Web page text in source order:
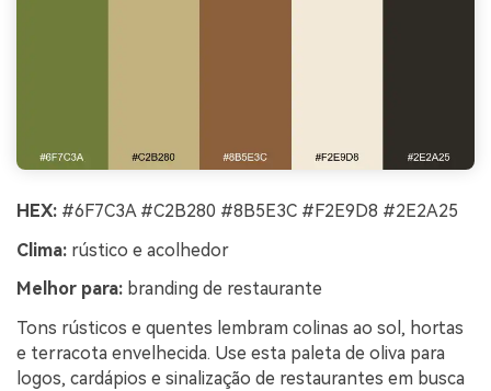
HEX: #6F7C3A #C2B280 #8B5E3C #F2E9D8 #2E2A25
Clima: rústico e acolhedor
Melhor para: branding de restaurante
Tons rústicos e quentes lembram colinas ao sol, hortas
e terracota envelhecida. Use esta paleta de oliva para
logos, cardápios e sinalização de restaurantes em busca